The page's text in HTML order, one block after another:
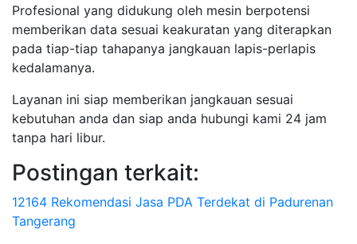
Profesional yang didukung oleh mesin berpotensi
memberikan data sesuai keakuratan yang diterapkan
pada tiap-tiap tahapanya jangkauan lapis-perlapis
kedalamanya.
Layanan ini siap memberikan jangkauan sesuai
kebutuhan anda dan siap anda hubungi kami 24 jam
tanpa hari libur.
Postingan terkait:
12164 Rekomendasi Jasa PDA Terdekat di Padurenan
Tangerang